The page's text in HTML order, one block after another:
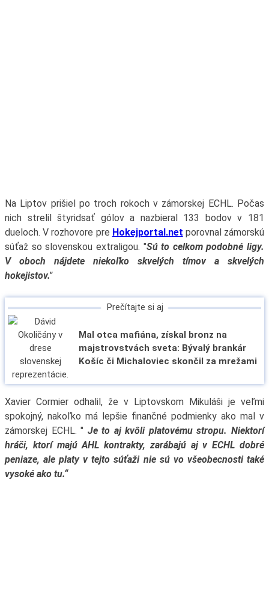
Na Liptov prišiel po troch rokoch v zámorskej ECHL. Počas
nich strelil štyridsať gólov a nazbieral 133 bodov v 181
dueloch. V rozhovore pre Hokejportal.net porovnal zámorskú
súťaž so slovenskou extraligou. "Sú to celkom podobné ligy.
V oboch nájdete niekoľko skvelých tímov a skvelých
hokejistov."
Prečítajte si aj
Mal otca mafiána, získal bronz na
majstrovstvách sveta: Bývalý brankár
Košíc či Michaloviec skončil za mrežami
Xavier Cormier odhalil, že v Liptovskom Mikuláši je veľmi
spokojný, nakoľko má lepšie finančné podmienky ako mal v
zámorskej ECHL. " Je to aj kvôli platovému stropu. Niektorí
hráči, ktorí majú AHL kontrakty, zarábajú aj v ECHL dobré
peniaze, ale platy v tejto súťaži nie sú vo všeobecnosti také
vysoké ako tu.“